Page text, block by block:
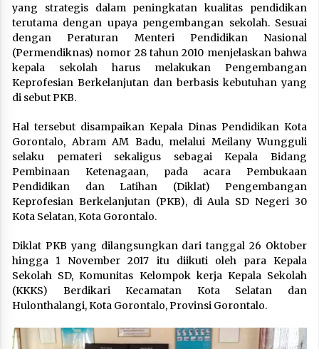
yang strategis dalam peningkatan kualitas pendidikan
terutama dengan upaya pengembangan sekolah. Sesuai
dengan Peraturan Menteri Pendidikan Nasional
(Permendiknas) nomor 28 tahun 2010 menjelaskan bahwa
kepala sekolah harus melakukan Pengembangan
Keprofesian Berkelanjutan dan berbasis kebutuhan yang
di sebut PKB.
Hal tersebut disampaikan Kepala Dinas Pendidikan Kota
Gorontalo, Abram AM Badu, melalui Meilany Wungguli
selaku pemateri sekaligus sebagai Kepala Bidang
Pembinaan Ketenagaan, pada acara Pembukaan
Pendidikan dan Latihan (Diklat) Pengembangan
Keprofesian Berkelanjutan (PKB), di Aula SD Negeri 30
Kota Selatan, Kota Gorontalo.
Diklat PKB yang dilangsungkan dari tanggal 26 Oktober
hingga 1 November 2017 itu diikuti oleh para Kepala
Sekolah SD, Komunitas Kelompok kerja Kepala Sekolah
(KKKS) Berdikari Kecamatan Kota Selatan dan
Hulonthalangi, Kota Gorontalo, Provinsi Gorontalo.